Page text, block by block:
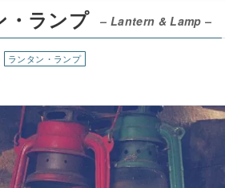
・ランプ – Lantern & Lamp –
ランタン・ランプ